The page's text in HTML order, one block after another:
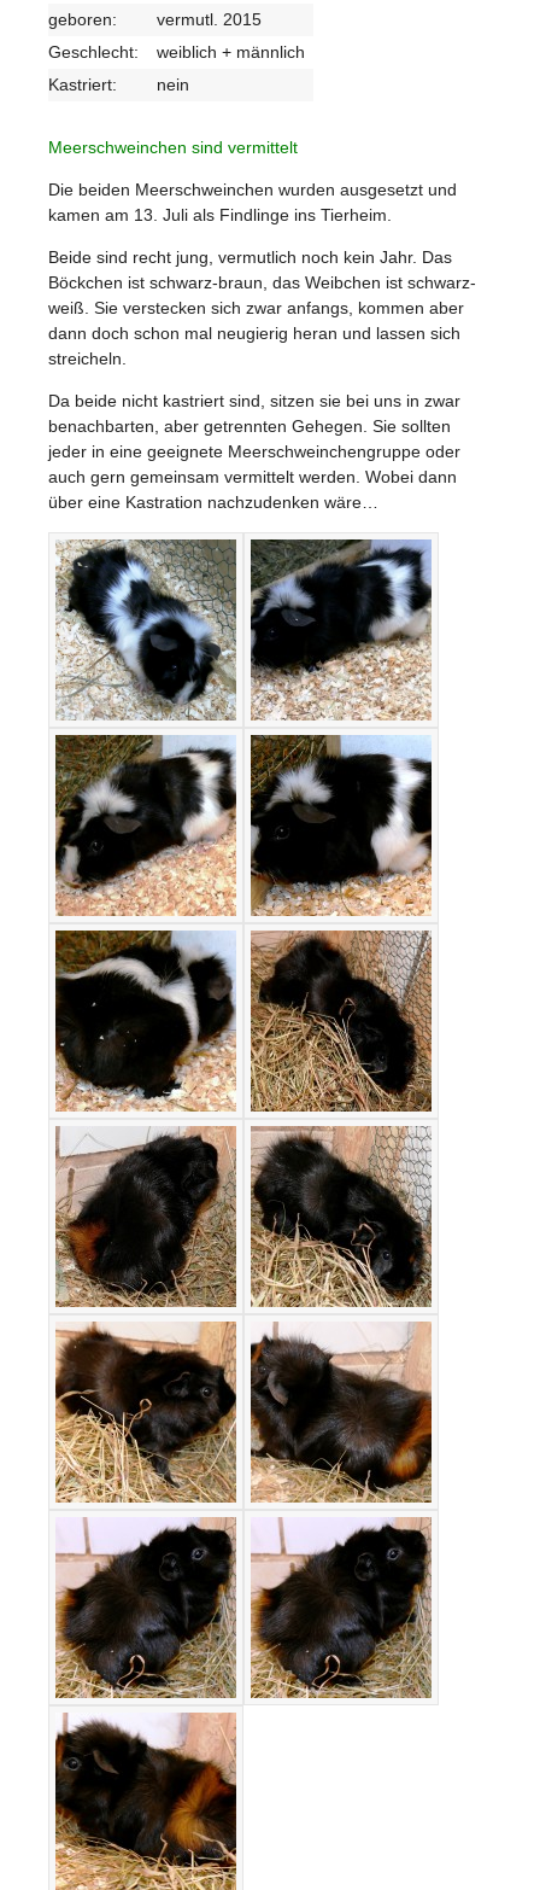
geboren:
vermutl. 2015
Geschlecht:
weiblich + männlich
Kastriert:
nein
Meerschweinchen sind vermittelt
Die beiden Meerschweinchen wurden ausgesetzt und
kamen am 13. Juli als Findlinge ins Tierheim.
Beide sind recht jung, vermutlich noch kein Jahr. Das
Böckchen ist schwarz-braun, das Weibchen ist schwarz-
weiß. Sie verstecken sich zwar anfangs, kommen aber
dann doch schon mal neugierig heran und lassen sich
streicheln.
Da beide nicht kastriert sind, sitzen sie bei uns in zwar
benachbarten, aber getrennten Gehegen. Sie sollten
jeder in eine geeignete Meerschweinchengruppe oder
auch gern gemeinsam vermittelt werden. Wobei dann
über eine Kastration nachzudenken wäre…